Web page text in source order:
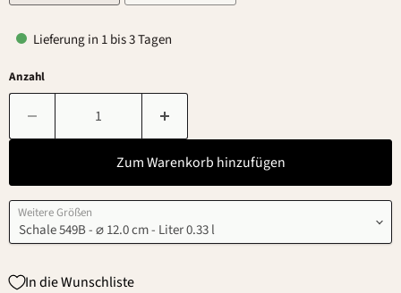
Lieferung in 1 bis 3 Tagen
Anzahl
Zum Warenkorb hinzufügen
Weitere Größen
In die Wunschliste